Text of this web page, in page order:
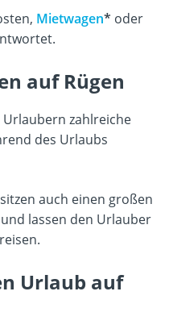
Mietwagen
oder
auf Rügen
Urlaubern zahlreiche
des Urlaubs
auch einen großen
lassen den Urlauber
Urlaub auf